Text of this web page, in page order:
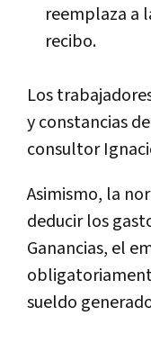
reemplaza a
recibo.
Los
y constancias
consultor
Asimismo, la
deducir los
Ganancias, el
sueldo